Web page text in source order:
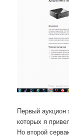
Первый аукцион
которых я
Но второй